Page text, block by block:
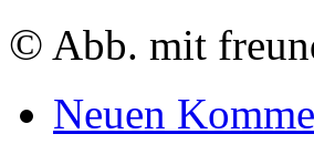
© Abb. mit
Neuen